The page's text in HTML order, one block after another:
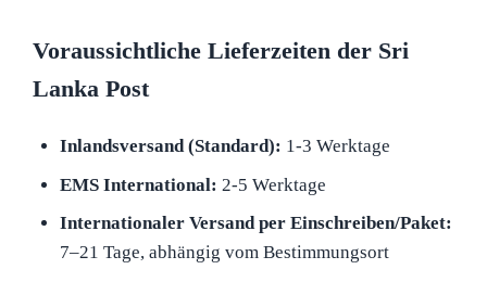
Voraussichtliche Lieferzeiten der Sri
Lanka Post
Inlandsversand (Standard): 1-3 Werktage
EMS International: 2-5 Werktage
Internationaler Versand per Einschreiben/Paket:
7–21 Tage, abhängig vom Bestimmungsort